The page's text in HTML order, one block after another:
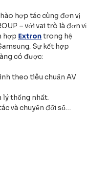
hợp tác cùng đơn vị
– với vai trò là đơn vị
hợp Extron trong hệ
Sự kết hợp
có được:
theo tiêu chuẩn AV
lý thống nhất.
và chuyển đổi số…